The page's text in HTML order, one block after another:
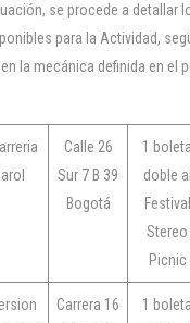
se procede a detallar
para la Actividad,
la mecánica definida en el
Calle 26
Sur 7 B 39
Bogotá
1 boleta
doble al
Festival
Stereo
Picnic
Carrera 16
1 boleta